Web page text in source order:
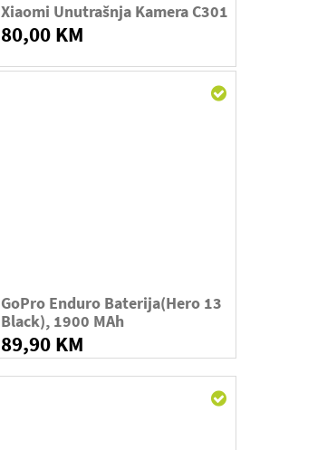
Xiaomi Unutrašnja Kamera C301
80,00 KM
GoPro Enduro Baterija(Hero 13
Black), 1900 MAh
89,90 KM